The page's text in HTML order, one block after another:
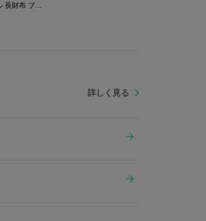
カリン モデル 長財布 ブルーアーカイブ -Blue Archive-
詳しく見る